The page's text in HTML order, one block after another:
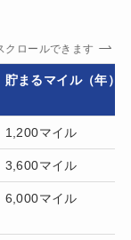
スクロールできます
貯まるマイル（年）
1,200マイル
3,600マイル
6,000マイル